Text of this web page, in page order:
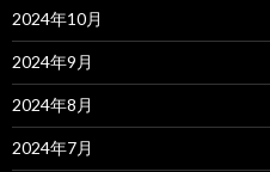
2024年10月
2024年9月
2024年8月
2024年7月